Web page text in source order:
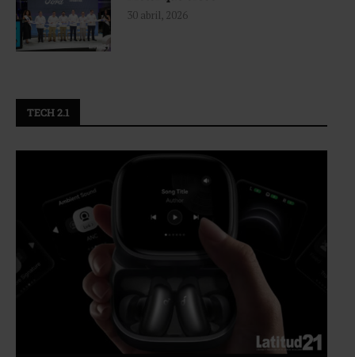
30 abril, 2026
TECH 2.1